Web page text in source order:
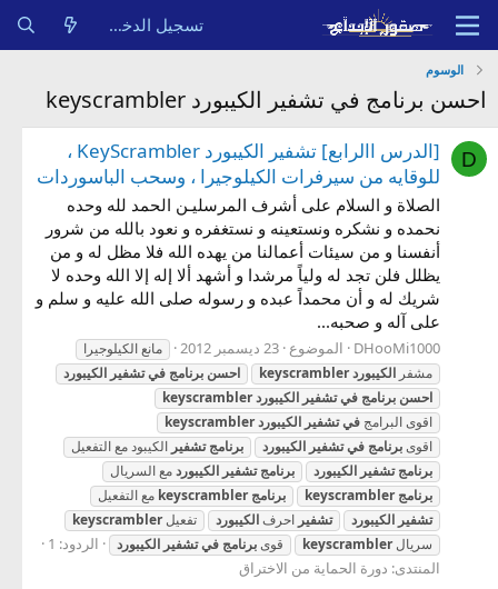
تسجيل الدخول
الوسوم
احسن برنامج في تشفير الكيبورد keyscrambler
D
[الدرس االرابع] تشفير الكيبورد KeyScrambler ،
للوقايه من سيرفرات الكيلوجيرا ، وسحب الباسوردات
الصلاة و السلام على أشرف المرسليـن الحمد لله وحده
نحمده و نشكره ونستعينه و نستغفره و نعود بالله من شرور
أنفسنا و من سيئات أعمالنا من يهده الله فلا مظل له و من
يظلل فلن تجد له ولياً مرشدا و أشهد ألا إله إلا الله وحده لا
شريك له و أن محمداً عبده و رسوله صلى الله عليه و سلم و
على آله و صحبه...
DHooMi1000 الموضوع 23 ديسمبر 2012
مانع الكيلوجيرا
مشفر الكيبوردkeyscrambler احسن برنامج فيتشفير الكيبورد
احسن برنامج فيتشفير الكيبوردkeyscrambler
اقوى البرامج فيتشفير الكيبوردkeyscrambler
اقوىبرنامج فيتشفير الكيبورد برنامج تشفير الكيبود مع التفعيل
برنامج تشفير الكيبورد برنامج تشفير الكيبوردمع السريال
برنامج keyscrambler برنامج keyscrambler مع التفعيل
تشفير الكيبورد تشفير احرفالكيبورد تفعيلkeyscrambler
سريالkeyscrambler قوىبرنامج فيتشفير الكيبورد
الردود: 1
المنتدى: دورة الحماية من الاختراق